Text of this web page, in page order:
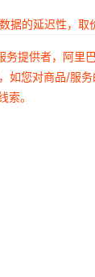
的延迟性，
提供者，阿
您对商品/服
。